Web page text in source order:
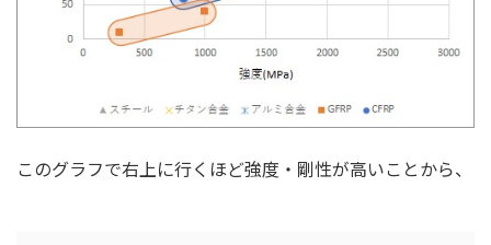
このグラフで右上に行くほど強度・剛性が高いことから、